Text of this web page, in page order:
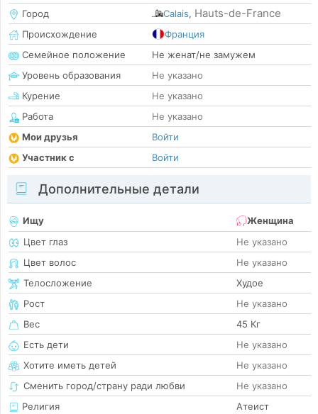
Город
Calais, Hauts-de-France
Происхождение
Франция
Семейное положение
Не женат/не замужем
Уровень образования
Не указано
Курение
Не указано
Работа
Не указано
Мои друзья
Войти
Участник с
Войти
Дополнительные детали
Ищу
Женщина
Цвет глаз
Не указано
Цвет волос
Не указано
Телосложение
Худое
Рост
Не указано
Вес
45 Кг
Есть дети
Не указано
Хотите иметь детей
Не указано
Сменить город/страну ради любви
Не указано
Религия
Атеист